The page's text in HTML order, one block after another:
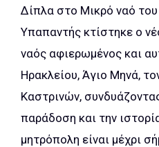
Δίπλα στο Μικρό ναό
Υπαπαντής κτίστηκε ο
ναός αφιερωμένος και
Ηρακλείου, Άγιο Μηνά,
Καστρινών,
παράδοση και την
μητρόπολη είναι μέχρι